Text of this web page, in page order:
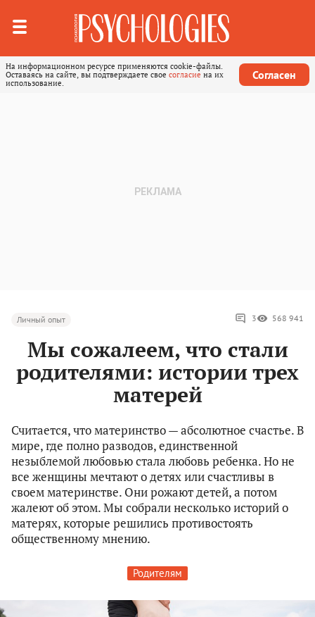
На информационном ресурсе применяются cookie-файлы.
Оставаясь на сайте, вы подтверждаете свое согласие на их
использование.
Согласен
Личный опыт 3 568 941
Мы сожалеем, что стали
родителями: истории трех
матерей
Считается, что материнство — абсолютное счастье. В
мире, где полно разводов, единственной
незыблемой любовью стала любовь ребенка. Но не
все женщины мечтают о детях или счастливы в
своем материнстве. Они рожают детей, а потом
жалеют об этом. Мы собрали несколько историй о
матерях, которые решились противостоять
общественному мнению.
Родителям